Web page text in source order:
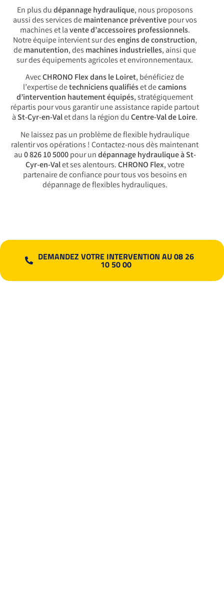
En plus dudépannage hydraulique, nous proposons
aussi des services demaintenance préventivepour vos
machines et lavente d’accessoires professionnels.
Notre équipe intervient sur desengins de construction,
demanutention, des machines industrielles, ainsi que
sur des équipements agricoles et environnementaux.
AvecCHRONO Flex dans le Loiret, bénéficiez de
l’expertise detechniciens qualifiéset decamions
d’intervention hautement équipés, stratégiquement
répartis pour vous garantir une assistance rapide partout
àSt-Cyr-en-Valet dans la région duCentre-Val de Loire.
Ne laissez pas un problème de flexible hydraulique
ralentir vos opérations ! Contactez-nous dès maintenant
au0 826 10 5000pour undépannage hydraulique à St-
Cyr-en-Valet ses alentours.CHRONO Flex, votre
partenaire de confiance pour tous vos besoins en
dépannage de flexibles hydrauliques.
DEMANDEZ VOTRE INTERVENTION AU 08 26
10 50 00